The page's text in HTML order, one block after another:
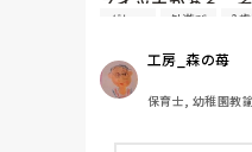
ら、両手がカラ手
出した…という話を
はー君は、4月か
0〜1乳児の補助
グレー 外遊び 2歳
工房_森の苺
保育士, 幼稚園教